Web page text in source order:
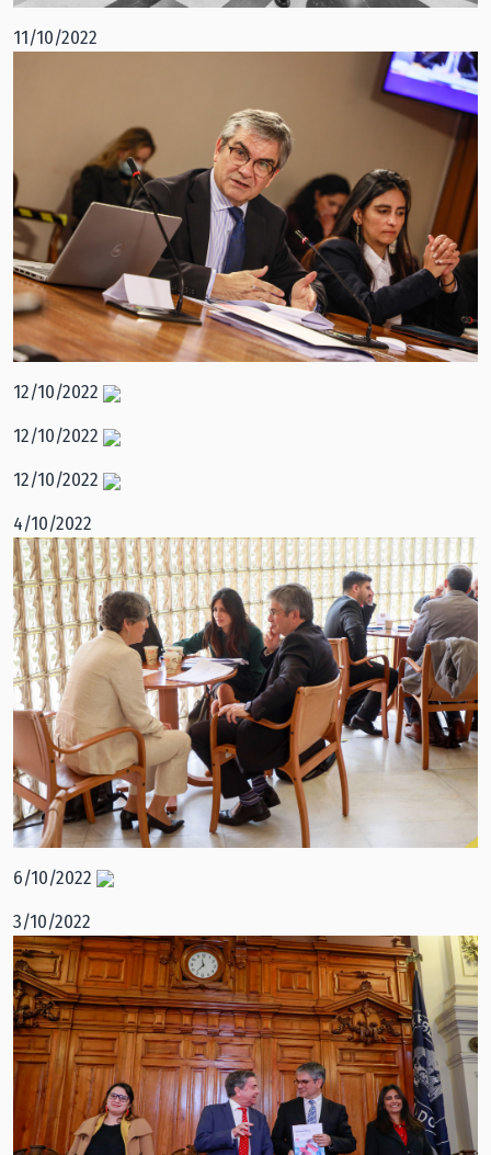
11/10/2022
12/10/2022
12/10/2022
12/10/2022
4/10/2022
6/10/2022
3/10/2022